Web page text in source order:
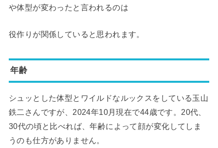
や体型が変わったと言われるのは
役作りが関係していると思われます。
年齢
シュッとした体型とワイルドなルックスをしている玉山
鉄二さんですが、2024年10月現在で44歳です。20代、
30代の頃と比べれば、年齢によって顔が変化してしま
うのも仕方がありません。